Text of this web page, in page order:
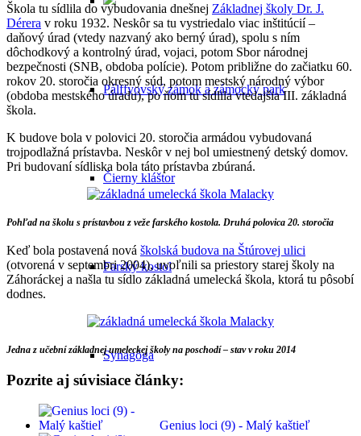
Pálffyovský zámok a zámocký park
Čierny kláštor
Farský kostol
Synagóga
Škola tu sídlila do vybudovania dnešnej Základnej školy Dr. J.
Dérera v roku 1932. Neskôr sa tu vystriedalo viac inštitúcií –
daňový úrad (vtedy nazvaný ako berný úrad), spolu s ním
dôchodkový a kontrolný úrad, vojaci, potom Sbor národnej
bezpečnosti (SNB, obdoba polície). Potom približne do začiatku 60.
rokov 20. storočia okresný súd, potom mestský národný výbor
(obdoba mestského úradu), po ňom tu sídlila vtedajšia III. základná
škola.
K budove bola v polovici 20. storočia armádou vybudovaná
trojpodlažná prístavba. Neskôr v nej bol umiestnený detský domov.
Pri budovaní sídliska bola táto prístavba zbúraná.
Pohľad na školu s prístavbou z veže farského kostola. Druhá polovica 20. storočia
Keď bola postavená nová školská budova na Štúrovej ulici
(otvorená v septembri 2004), uvoľnili sa priestory starej školy na
Záhoráckej a našla tu sídlo základná umelecká škola, ktorá tu pôsobí
dodnes.
Jedna z učební základnej umeleckej školy na poschodí – stav v roku 2014
Pozrite aj súvisiace články:
Genius loci (9) - Malý kaštieľ